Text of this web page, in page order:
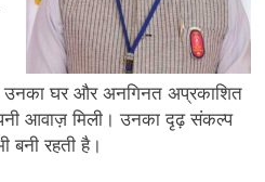
उनका घर और अनगिनत अप्रकाशित
आवाज़ मिली। उनका दृढ़ संकल्प
रहती है।